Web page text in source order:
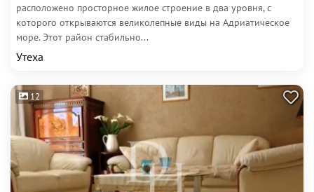
расположено просторное жилое строение в два уровня, с
которого открываются великолепные виды на Адриатическое
море. Этот район стабильно...
Утеха
12